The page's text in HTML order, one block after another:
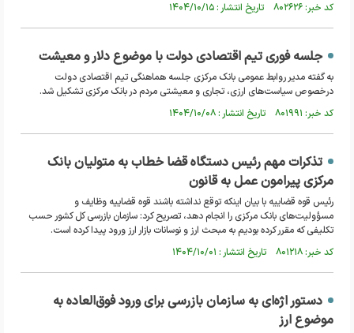
کد خبر: ۸۰۲۶۲۶ تاریخ انتشار : ۱۴۰۴/۱۰/۱۵
جلسه فوری تیم اقتصادی دولت با موضوع دلار و معیشت
به گفته مدیر روابط عمومی بانک مرکزی جلسه هماهنگی تیم اقتصادی دولت
درخصوص سیاست‌های ارزی، تجاری و معیشتی مردم در بانک مرکزی تشکیل شد.
کد خبر: ۸۰۱۹۹۱ تاریخ انتشار : ۱۴۰۴/۱۰/۰۸
تذکرات مهم رئیس دستگاه قضا خطاب به متولیان بانک
مرکزی پیرامون عمل به قانون
رئیس قوه قضاییه با بیان اینکه توقع نداشته باشند قوه قضاییه وظایف و
مسؤولیت‌های بانک مرکزی را انجام دهد، تصریح کرد: سازمان بازرسی کل کشور حسب
تکلیفی که مقرر کرده بودیم به مبحث ارز و نوسانات بازار ارز ورود پیدا کرده است.
کد خبر: ۸۰۱۲۱۸ تاریخ انتشار : ۱۴۰۴/۱۰/۰۱
دستور اژه‌ای به سازمان بازرسی برای ورود فوق‌العاده به
موضوع ارز